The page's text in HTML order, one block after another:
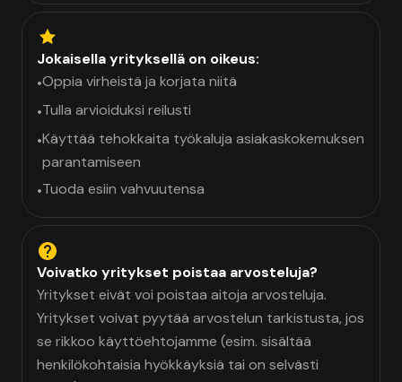
Jokaisella yrityksellä on oikeus:
•Oppia virheistä ja korjata niitä
•Tulla arvioiduksi reilusti
•Käyttää tehokkaita työkaluja asiakaskokemuksen
parantamiseen
•Tuoda esiin vahvuutensa
Voivatko yritykset poistaa arvosteluja?
Yritykset eivät voi poistaa aitoja arvosteluja.
Yritykset voivat pyytää arvostelun tarkistusta, jos
se rikkoo käyttöehtojamme (esim. sisältää
henkilökohtaisia hyökkäyksiä tai on selvästi